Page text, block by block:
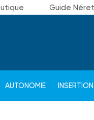
Guide Néret
AUTONOMIE INSERTION